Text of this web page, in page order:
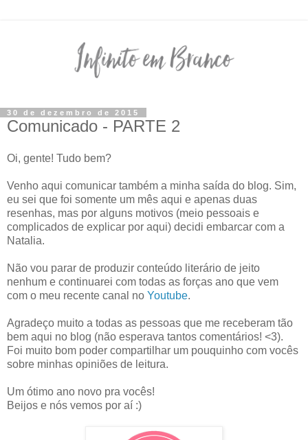
30 de dezembro de 2015
Comunicado - PARTE 2
Oi, gente! Tudo bem?
Venho aqui comunicar também a minha saída do blog. Sim,
eu sei que foi somente um mês aqui e apenas duas
resenhas, mas por alguns motivos (meio pessoais e
complicados de explicar por aqui) decidi embarcar com a
Natalia.
Não vou parar de produzir conteúdo literário de jeito
nenhum e continuarei com todas as forças ano que vem
com o meu recente canal no Youtube.
Agradeço muito a todas as pessoas que me receberam tão
bem aqui no blog (não esperava tantos comentários! <3).
Foi muito bom poder compartilhar um pouquinho com vocês
sobre minhas opiniões de leitura.
Um ótimo ano novo pra vocês!
Beijos e nós vemos por aí :)